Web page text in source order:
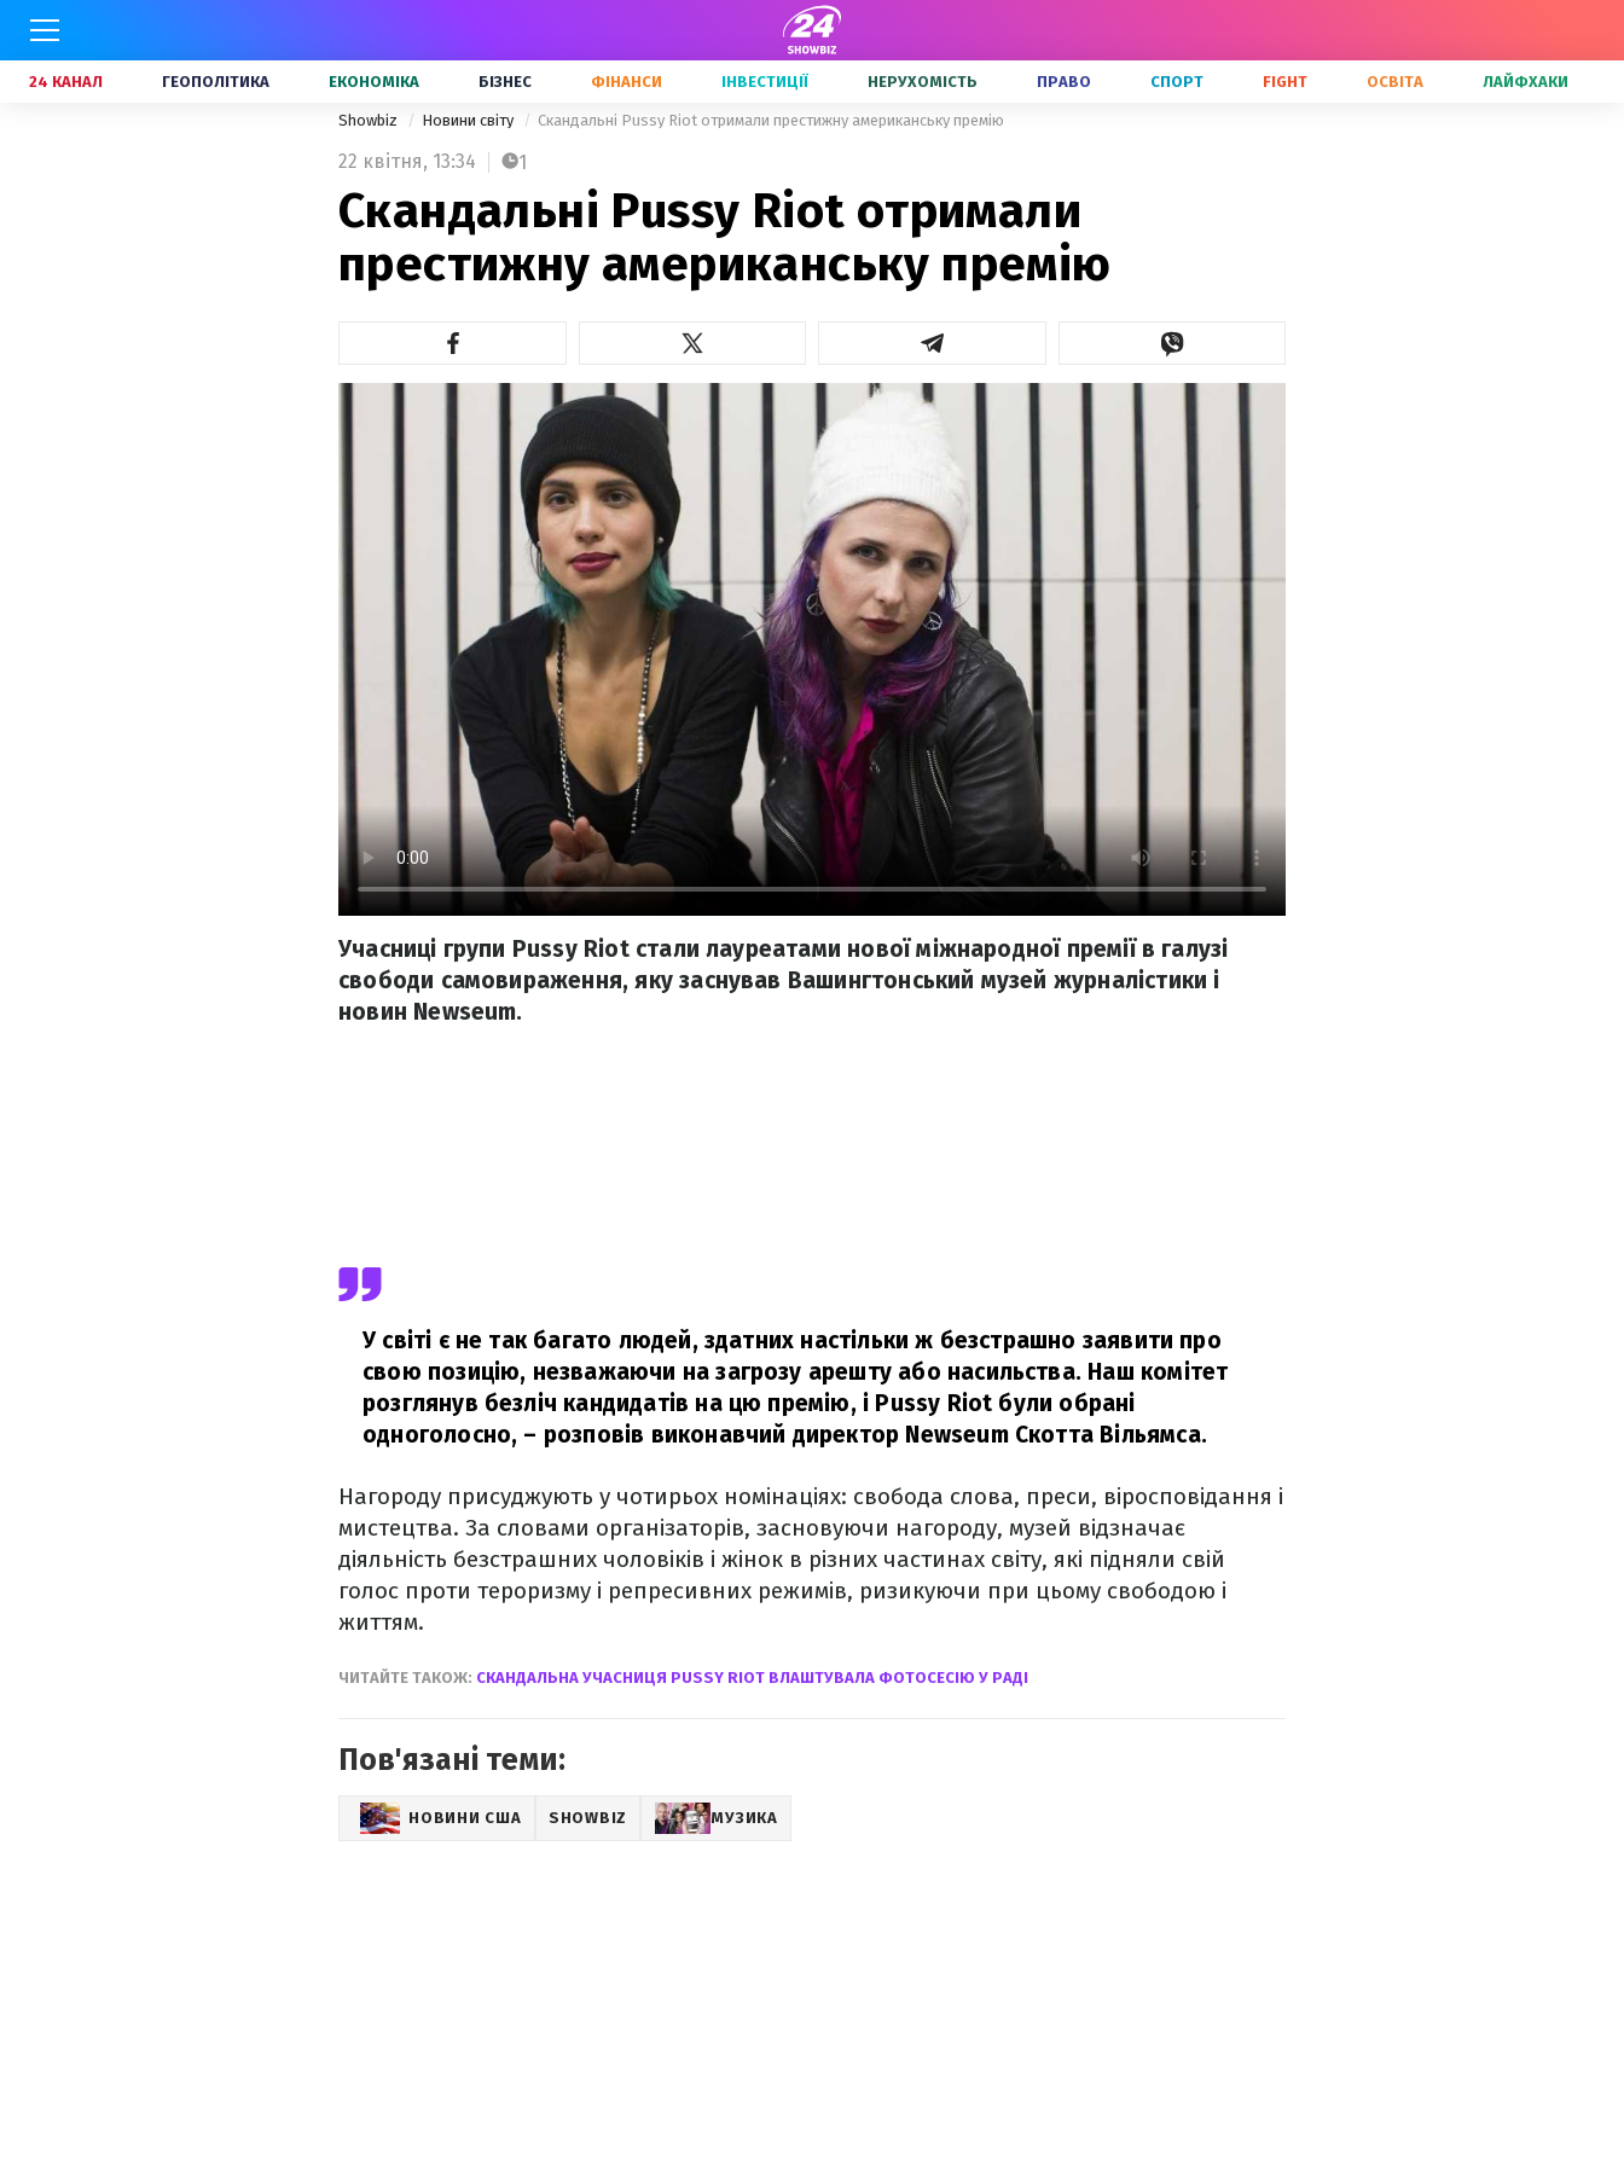
24 КАНАЛ ГЕОПОЛІТИКА ЕКОНОМІКА БІЗНЕС ФІНАНСИ ІНВЕСТИЦІЇ НЕРУХОМІСТЬ ПРАВО СПОРТ FIGHT ОСВІТА ЛАЙФХАКИ
Showbiz Новини світу Скандальні Pussy Riot отримали престижну американську премію
22 квітня, 13:34 1
Скандальні Pussy Riot отримали
престижну американську премію
Учасниці групи Pussy Riot стали лауреатами нової міжнародної премії в галузі
свободи самовираження, яку заснував Вашингтонський музей журналістики і
новин Newseum.
У світі є не так багато людей, здатних настільки ж безстрашно заявити про
свою позицію, незважаючи на загрозу арешту або насильства. Наш комітет
розглянув безліч кандидатів на цю премію, і Pussy Riot були обрані
одноголосно, – розповів виконавчий директор Newseum Скотта Вільямса.
Нагороду присуджують у чотирьох номінаціях: свобода слова, преси, віросповідання і
мистецтва. За словами організаторів, засновуючи нагороду, музей відзначає
діяльність безстрашних чоловіків і жінок в різних частинах світу, які підняли свій
голос проти тероризму і репресивних режимів, ризикуючи при цьому свободою і
життям.
ЧИТАЙТЕ ТАКОЖ: СКАНДАЛЬНА УЧАСНИЦЯ PUSSY RIOT ВЛАШТУВАЛА ФОТОСЕСІЮ У РАДІ
Пов'язані теми:
НОВИНИ США SHOWBIZ МУЗИКА